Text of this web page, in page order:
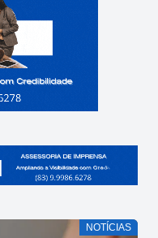
NOTÍCIAS